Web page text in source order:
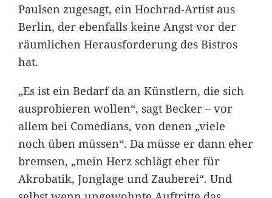
Paulsen zugesagt, ein Hochrad-Artist aus
Berlin, der ebenfalls keine Angst vor der
räumlichen Herausforderung des Bistros
hat.
„Es ist ein Bedarf da an Künstlern, die sich
ausprobieren wollen“, sagt Becker – vor
allem bei Comedians, von denen „viele
noch üben müssen“. Da müsse er dann eher
bremsen, „mein Herz schlägt eher für
Akrobatik, Jonglage und Zauberei“. Und